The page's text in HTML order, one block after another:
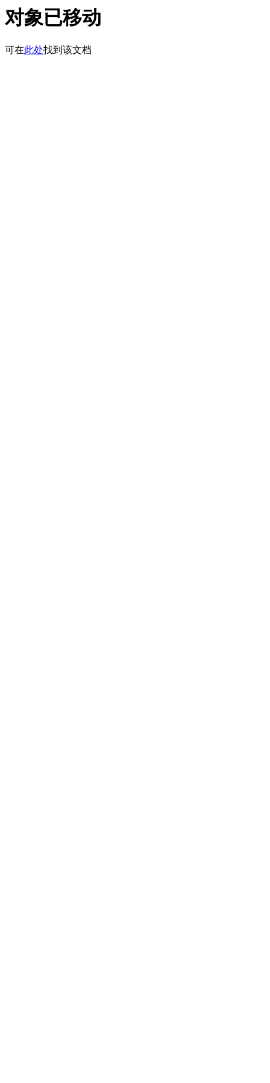
对象已移动
可在此处找到该文档